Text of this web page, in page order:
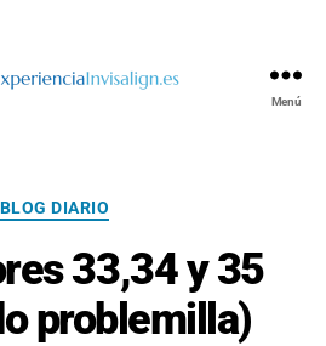
Menú
Categorías
BLOG DIARIO
33,34 y 35
problemilla)